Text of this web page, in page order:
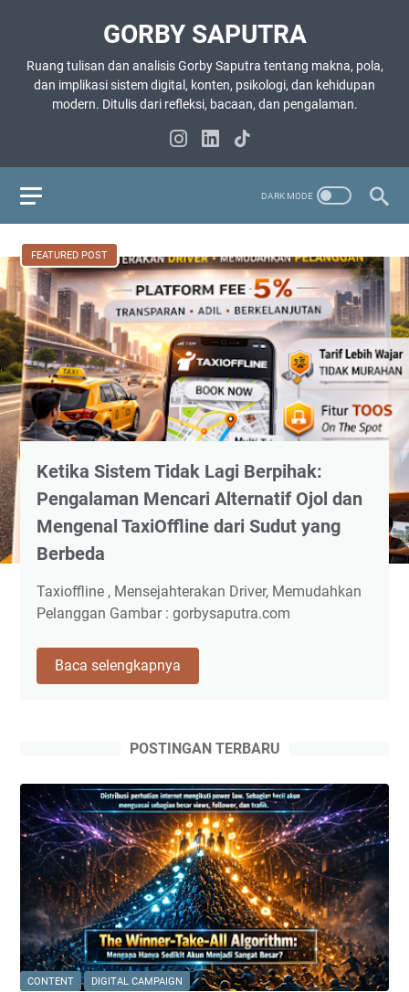
GORBY SAPUTRA
Ruang tulisan dan analisis Gorby Saputra tentang makna, pola,
dan implikasi sistem digital, konten, psikologi, dan kehidupan
modern. Ditulis dari refleksi, bacaan, dan pengalaman.
FEATURED POST
Ketika Sistem Tidak Lagi Berpihak:
Pengalaman Mencari Alternatif Ojol dan
Mengenal TaxiOffline dari Sudut yang
Berbeda
Taxioffline , Mensejahterakan Driver, Memudahkan
Pelanggan Gambar : gorbysaputra.com
Baca selengkapnya
Sistem
Berpihak:
Mencari
Alternatif
Ojol
dan
Mengenal
TaxiOffline
dari
Sudut
yang
Berbeda
POSTINGAN TERBARU
CONTENT DIGITAL CAMPAIGN